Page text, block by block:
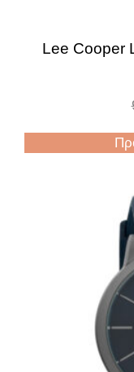
Lee Cooper